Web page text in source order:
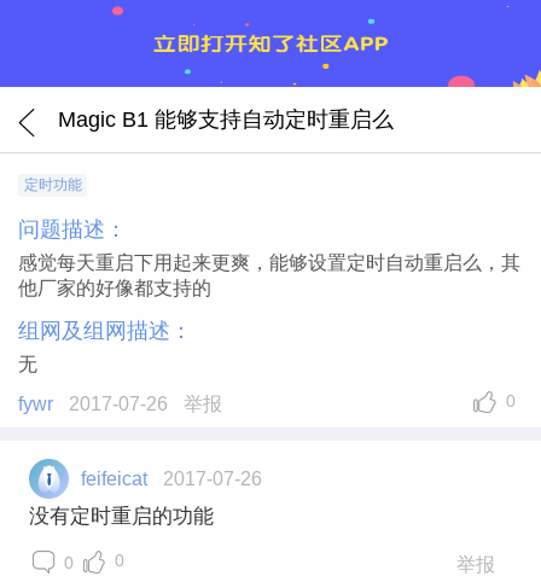
Magic B1 能够支持自动定时重启么
定时功能
问题描述：
感觉每天重启下用起来更爽，能够设置定时自动重启么，其
他厂家的好像都支持的
组网及组网描述：
无
fywr
2017-07-26 举报 0
feifeicat 2017-07-26
没有定时重启的功能
0 0 举报